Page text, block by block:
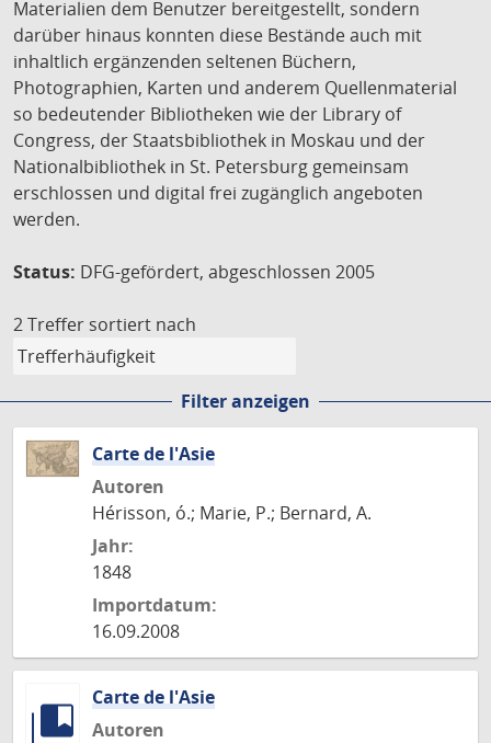
Materialien dem Benutzer bereitgestellt, sondern
darüber hinaus konnten diese Bestände auch mit
inhaltlich ergänzenden seltenen Büchern,
Photographien, Karten und anderem Quellenmaterial
so bedeutender Bibliotheken wie der Library of
Congress, der Staatsbibliothek in Moskau und der
Nationalbibliothek in St. Petersburg gemeinsam
erschlossen und digital frei zugänglich angeboten
werden.
Status: DFG-gefördert, abgeschlossen 2005
2 Treffer sortiert nach
Filter anzeigen
Carte de l'Asie
Autoren
Hérisson, ó.; Marie, P.; Bernard, A.
Jahr:
1848
Importdatum:
16.09.2008
Carte de l'Asie
Autoren